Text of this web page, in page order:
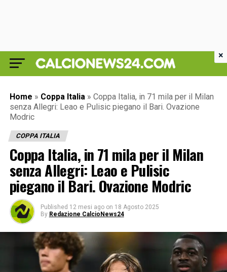
Home » Coppa Italia » Coppa Italia, in 71 mila per il Milan
senza Allegri: Leao e Pulisic piegano il Bari. Ovazione
Modric
COPPA ITALIA
Coppa Italia, in 71 mila per il Milan
senza Allegri: Leao e Pulisic
piegano il Bari. Ovazione Modric
Published 12 mesi ago on 18 Agosto 2025
By Redazione CalcioNews24
×